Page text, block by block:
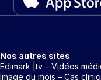
Nos autres sites
Edimark |tv – Vidéos
Image du mois – Cas